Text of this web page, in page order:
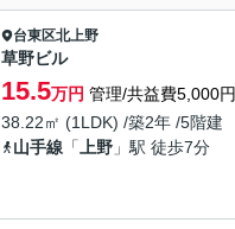
台東区北上野
草野ビル
15.5万円 管理/共益費5,000円
38.22㎡ (1LDK) /築2年 /5階建
山手線 「 上野 」駅 徒歩7分